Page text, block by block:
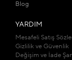
Blog
YARDIM
Mesafeli Satış
Gizlilik ve Güvenlik
Değişim ve İade